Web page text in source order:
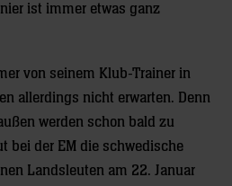
ist immer etwas ganz
von seinem Klub-Trainer in
allerdings nicht erwarten. Denn
werden schon bald zu
bei der EM die schwedische
Landsleuten am 22. Januar